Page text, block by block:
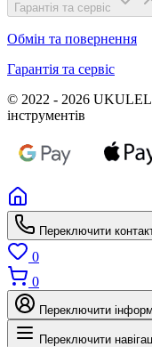
Гарантія та сервіс
Обмін та повернення
Гарантія та сервіс
© 2022 - 2026
інструментів
Переключити
0
0
Переключити
Переключити